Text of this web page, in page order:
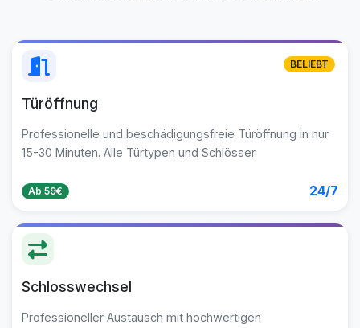
Türöffnung
Professionelle und beschädigungsfreie Türöffnung in nur
15-30 Minuten. Alle Türtypen und Schlösser.
Ab 59€ 24/7
BELIEBT
Schlosswechsel
Professioneller Austausch mit hochwertigen